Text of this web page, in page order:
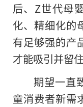
后、Z世代母
化、精细化的
有足够强的产
才能吸引并留
期望一直
童消费者新需